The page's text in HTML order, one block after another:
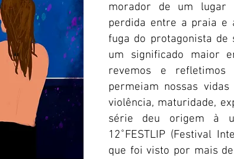
morador de um lugar
perdida entre a praia e
fuga do protagonista
um significado maior
revemos e
permeiam nossas
violência, maturidade,
série deu origem à
12˚FESTLIP (Festival
que foi visto por mais